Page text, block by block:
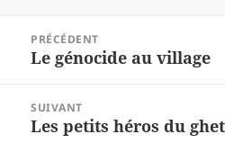
l’article
PRÉCÉDENT
Article
Le génocide au village
SUIVANT
Article
Les petits héros du